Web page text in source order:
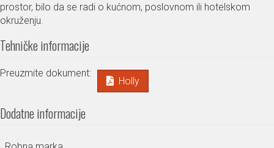
prostor, bilo da se radi o kućnom, poslovnom ili hotelskom
okruženju.
Tehničke informacije
Preuzmite dokument:
Holly
Dodatne informacije